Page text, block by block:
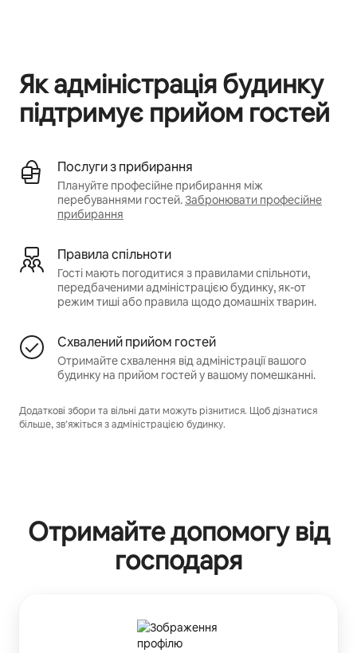
Як адміністрація будинку
підтримує прийом гостей
Послуги з прибирання
Плануйте професійне прибирання між
перебуваннями гостей. Забронювати професійне
прибирання
Правила спільноти
Гості мають погодитися з правилами спільноти,
передбаченими адміністрацією будинку, як-от
режим тиші або правила щодо домашніх тварин.
Схвалений прийом гостей
Отримайте схвалення від адміністрації вашого
будинку на прийом гостей у вашому помешканні.
Додаткові збори та вільні дати можуть різнитися. Щоб дізнатися
більше, зв’яжіться з адміністрацією будинку.
Отримайте допомогу від
господаря